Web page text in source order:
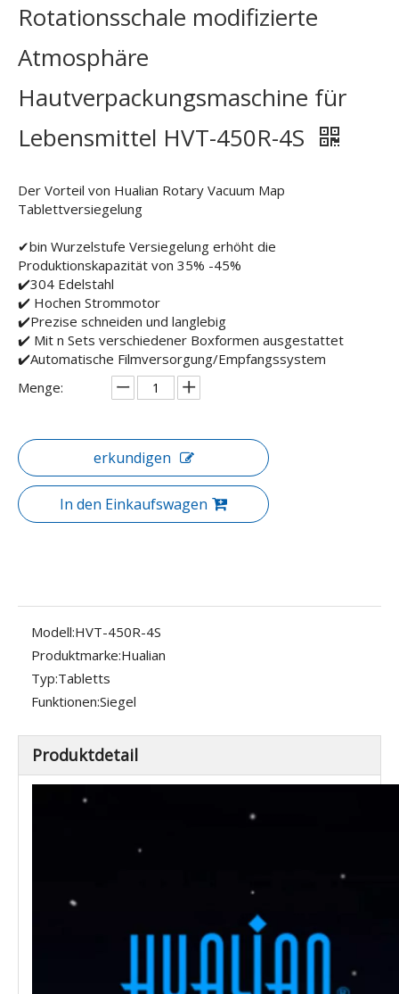
Rotationsschale modifizierte
Atmosphäre
Hautverpackungsmaschine für
Lebensmittel HVT-450R-4S
Der Vorteil von Hualian Rotary Vacuum Map
Tablettversiegelung
✔bin Wurzelstufe Versiegelung erhöht die
Produktionskapazität von 35% -45%
✔️304 Edelstahl
✔️ Hochen Strommotor
✔️Prezise schneiden und langlebig
✔️ Mit n Sets verschiedener Boxformen ausgestattet
✔️Automatische Filmversorgung/Empfangssystem
Menge:
erkundigen
In den Einkaufswagen
Modell:HVT-450R-4S
Produktmarke:Hualian
Typ:Tabletts
Funktionen:Siegel
Produktdetail